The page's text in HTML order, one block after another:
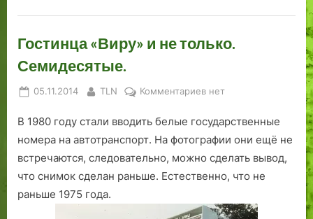
Гостинца «Виру» и не только.
Семидесятые.
Posted
05.11.2014 By
TLN Комментариевк
Гостинца
«Виру»
только.
нет
В 1980 году стали вводить белые государственные
номера на автотранспорт. На фотографии они ещё не
встречаются, следовательно, можно сделать вывод,
что снимок сделан раньше. Естественно, что не
раньше 1975 года.